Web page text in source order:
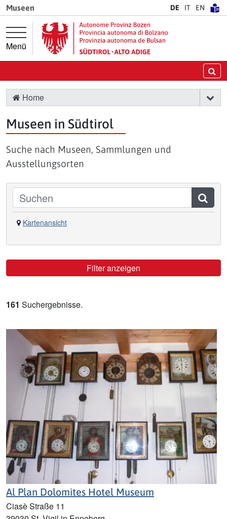
Springe direkt zur Hauptnavigation
Springe direkt zum Inhalt
Museen DE IT EN
Menü
Home
Museen in Südtirol
Suche nach Museen, Sammlungen und
Ausstellungsorten
Suchen
Kartenansicht
161 Suchergebnisse.
Al Plan Dolomites Hotel Museum
Ciasè Straße 11
Filter anzeigen